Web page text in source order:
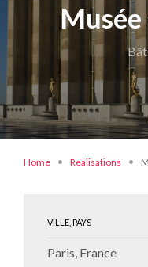
Musée
Home Realisations
VILLE, PAYS
Paris, France